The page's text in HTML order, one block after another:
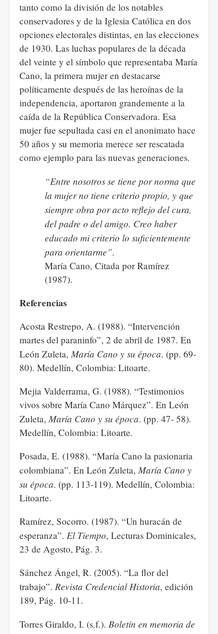
tanto como la división de los notables
conservadores y de la Iglesia Católica en dos
opciones electorales distintas, en las elecciones
de 1930. Las luchas populares de la década
del veinte y el símbolo que representaba María
Cano, la primera mujer en destacarse
políticamente después de las heroínas de la
independencia, aportaron grandemente a la
caída de la República Conservadora. Esa
mujer fue sepultada casi en el anonimato hace
50 años y su memoria merece ser rescatada
como ejemplo para las nuevas generaciones.
“Entre nosotros se tiene por norma que
la mujer no tiene criterio propio, y que
siempre obra por acto reflejo del cura,
del padre o del amigo. Creo haber
educado mi criterio lo suficientemente
para orientarme”.
María Cano, Citada por Ramírez
(1987).
Referencias
Acosta Restrepo, A. (1988). “Intervención
martes del paraninfo”, 2 de abril de 1987. En
León Zuleta,María Cano y su época. (pp. 69-
80). Medellín, Colombia: Litoarte.
Mejia Valderrama, G. (1988). “Testimonios
vivos sobre María Cano Márquez”. En León
Zuleta,María Cano y su época. (pp. 47- 58).
Medellín, Colombia: Litoarte.
Posada, E. (1988). “María Cano la pasionaria
colombiana”. En León Zuleta,María Cano y
su época. (pp. 113-119). Medellín, Colombia:
Litoarte.
Ramírez, Socorro. (1987). “Un huracán de
esperanza”. El Tiempo, Lecturas Dominicales,
23 de Agosto, Pág. 3.
Sánchez Ángel, R. (2005). “La flor del
trabajo”. Revista Credencial Historia, edición
189, Pág. 10-11.
Torres Giraldo, I. (s.f.). Boletín en memoria de